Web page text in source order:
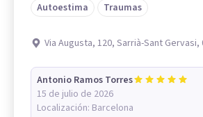
Autoestima
Traumas
Via Augusta, 120, Sarrià-Sant Gervasi,
Antonio Ramos Torres
15 de julio de 2026
Localización: Barcelona